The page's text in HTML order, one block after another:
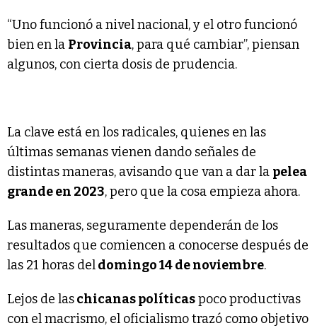
“Uno funcionó a nivel nacional, y el otro funcionó
bien en la Provincia, para qué cambiar”, piensan
algunos, con cierta dosis de prudencia.
La clave está en los radicales, quienes en las
últimas semanas vienen dando señales de
distintas maneras, avisando que van a dar la pelea
grande en 2023, pero que la cosa empieza ahora.
Las maneras, seguramente dependerán de los
resultados que comiencen a conocerse después de
las 21 horas deldomingo 14 de noviembre.
Lejos de laschicanas políticaspoco productivas
con el macrismo, el oficialismo trazó como objetivo